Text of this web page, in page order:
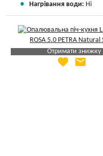
Нагрівання води: Ні
Отримати знижку
Яка Ваша ціна
favorite email